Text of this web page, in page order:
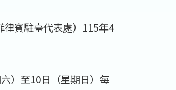
律賓駐臺代表處）115年4
）至10日（星期日）每